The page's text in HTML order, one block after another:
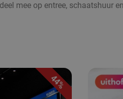
mee op entree, schaatshuur
44%